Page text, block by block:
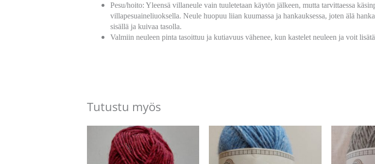
Pesu/hoito: Yleensä villaneule vain tuuletetaan käytön jälkeen, mutta tarvittaessa
villapesuaineliuoksella. Neule huopuu liian kuumassa ja hankauksessa, joten älä
sisällä ja kuivaa tasolla.
Valmiin neuleen pinta tasoittuu ja kutiavuus vähenee, kun kastelet neuleen ja voit
Tutustu myös